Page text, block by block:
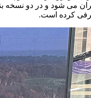
می شود و در دو
کرده است.